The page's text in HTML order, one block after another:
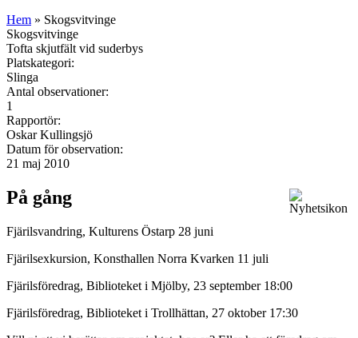
Hem » Skogsvitvinge
Skogsvitvinge
Tofta skjutfält vid suderbys
Platskategori:
Slinga
Antal observationer:
1
Rapportör:
Oskar Kullingsjö
Datum för observation:
21 maj 2010
På gång
Fjärilsvandring, Kulturens Östarp 28 juni
Fjärilsexkursion, Konsthallen Norra Kvarken 11 juli
Fjärilsföredrag, Biblioteket i Mjölby, 23 september 18:00
Fjärilsföredrag, Biblioteket i Trollhättan, 27 oktober 17:30